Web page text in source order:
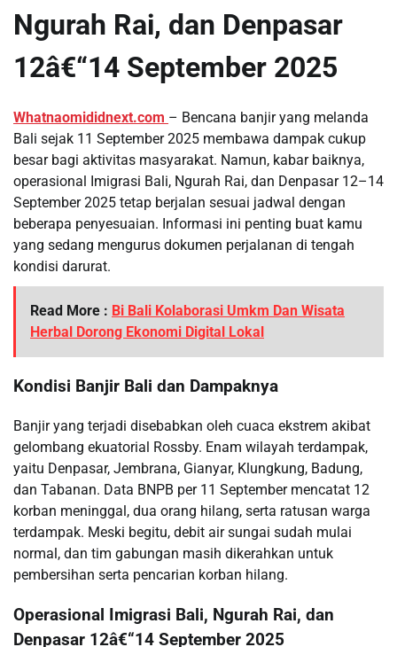
Ngurah Rai, dan Denpasar
12â€“14 September 2025
Whatnaomididnext.com – Bencana banjir yang melanda
Bali sejak 11 September 2025 membawa dampak cukup
besar bagi aktivitas masyarakat. Namun, kabar baiknya,
operasional Imigrasi Bali, Ngurah Rai, dan Denpasar 12–14
September 2025 tetap berjalan sesuai jadwal dengan
beberapa penyesuaian. Informasi ini penting buat kamu
yang sedang mengurus dokumen perjalanan di tengah
kondisi darurat.
Read More : Bi Bali Kolaborasi Umkm Dan Wisata
Herbal Dorong Ekonomi Digital Lokal
Kondisi Banjir Bali dan Dampaknya
Banjir yang terjadi disebabkan oleh cuaca ekstrem akibat
gelombang ekuatorial Rossby. Enam wilayah terdampak,
yaitu Denpasar, Jembrana, Gianyar, Klungkung, Badung,
dan Tabanan. Data BNPB per 11 September mencatat 12
korban meninggal, dua orang hilang, serta ratusan warga
terdampak. Meski begitu, debit air sungai sudah mulai
normal, dan tim gabungan masih dikerahkan untuk
pembersihan serta pencarian korban hilang.
Operasional Imigrasi Bali, Ngurah Rai, dan
Denpasar 12â€“14 September 2025